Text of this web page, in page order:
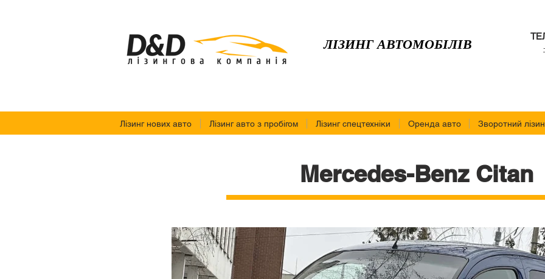
ЛІЗИНГ АВТОМОБІЛІВ
Лізинг нових авто Лізинг авто з пробігом Лізинг спецтехніки Оренда авто Зворотний
Mercedes-Benz Citan